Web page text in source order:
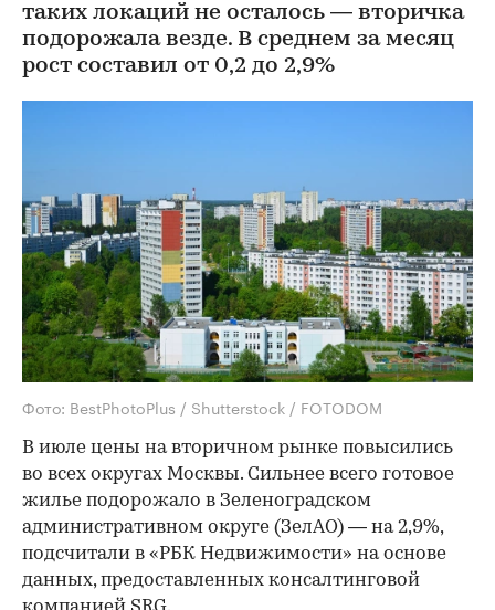
таких локаций не осталось — вторичка
подорожала везде. В среднем за месяц
рост составил от 0,2 до 2,9%
Фото: BestPhotoPlus / Shutterstock / FOTODOM
В июле цены на вторичном рынке повысились
во всех округах Москвы. Сильнее всего готовое
жилье подорожало в Зеленоградском
административном округе (ЗелАО) — на 2,9%,
подсчитали в «РБК Недвижимости» на основе
данных, предоставленных консалтинговой